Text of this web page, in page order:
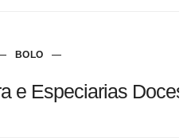
BOLO
e Especiarias Doces